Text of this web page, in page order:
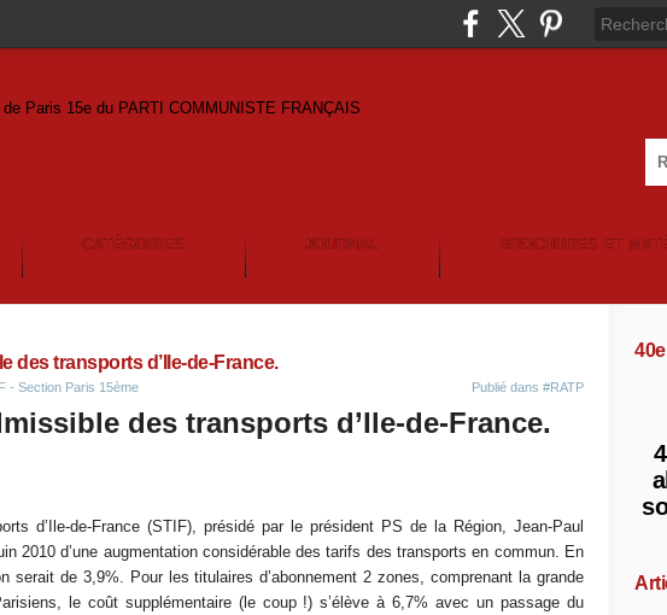
CATÉGORIES JOURNAL BROCHURES ET
des transports d’Ile-de-France.
- Section Paris 15ème Publié dans #RATP
des transports d’Ile-de-France.
d’Ile-de-France (STIF), présidé par le président PS de la Région, Jean-Paul
2010 d’une augmentation considérable des tarifs des transports en commun. En
serait de 3,9%. Pour les titulaires d’abonnement 2 zones, comprenant la grande
le coût supplémentaire (le coup !) s’élève à 6,7% avec un passage du